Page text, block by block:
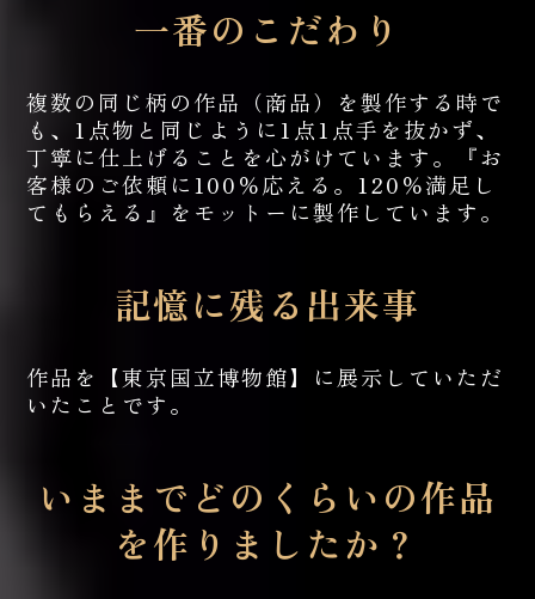
一番のこだわり
複数の同じ柄の作品（商品）を製作する時で
も、1点物と同じように1点1点手を抜かず、
丁寧に仕上げることを心がけています。『お
客様のご依頼に100％応える。120％満足し
てもらえる』をモットーに製作しています。
記憶に残る出来事
作品を【東京国立博物館】に展示していただ
いたことです。
いままでどのくらいの作品
を作りましたか？